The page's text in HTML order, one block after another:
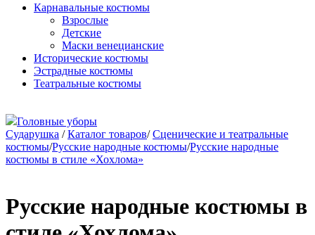
Карнавальные костюмы
Взрослые
Детские
Маски венецианские
Исторические костюмы
Эстрадные костюмы
Театральные костюмы
Головные уборы
Сударушка / Каталог товаров/ Сценические и театральные
костюмы/Русские народные костюмы/Русские народные
костюмы в стиле «Хохлома»
Русские народные костюмы в